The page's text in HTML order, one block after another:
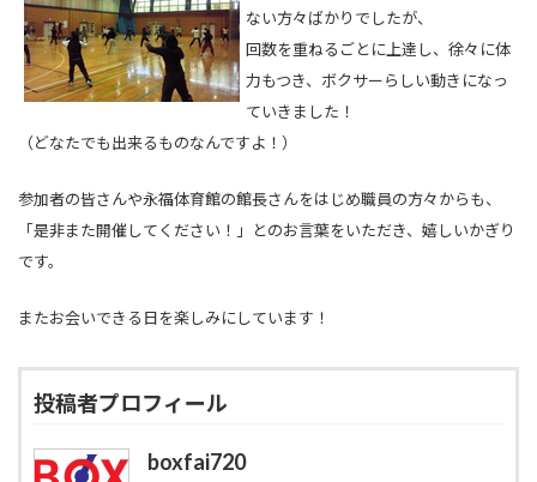
ない方々ばかりでしたが、
回数を重ねるごとに上達し、徐々に体
力もつき、ボクサーらしい動きになっ
ていきました！
（どなたでも出来るものなんですよ！）
参加者の皆さんや永福体育館の館長さんをはじめ職員の方々からも、
「是非また開催してください！」とのお言葉をいただき、嬉しいかぎり
です。
またお会いできる日を楽しみにしています！
投稿者プロフィール
boxfai720